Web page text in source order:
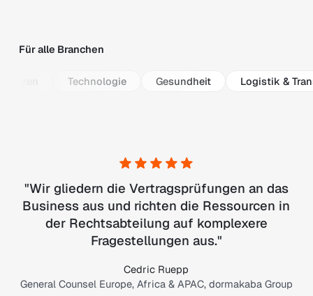
Für alle Branchen
Technologie Gesundheit Logistik &
"Wir gliedern die Vertragsprüfungen an das
Business aus und richten die Ressourcen in
der Rechtsabteilung auf komplexere
Fragestellungen aus."
Cedric Ruepp
General Counsel Europe, Africa & APAC, dormakaba Group